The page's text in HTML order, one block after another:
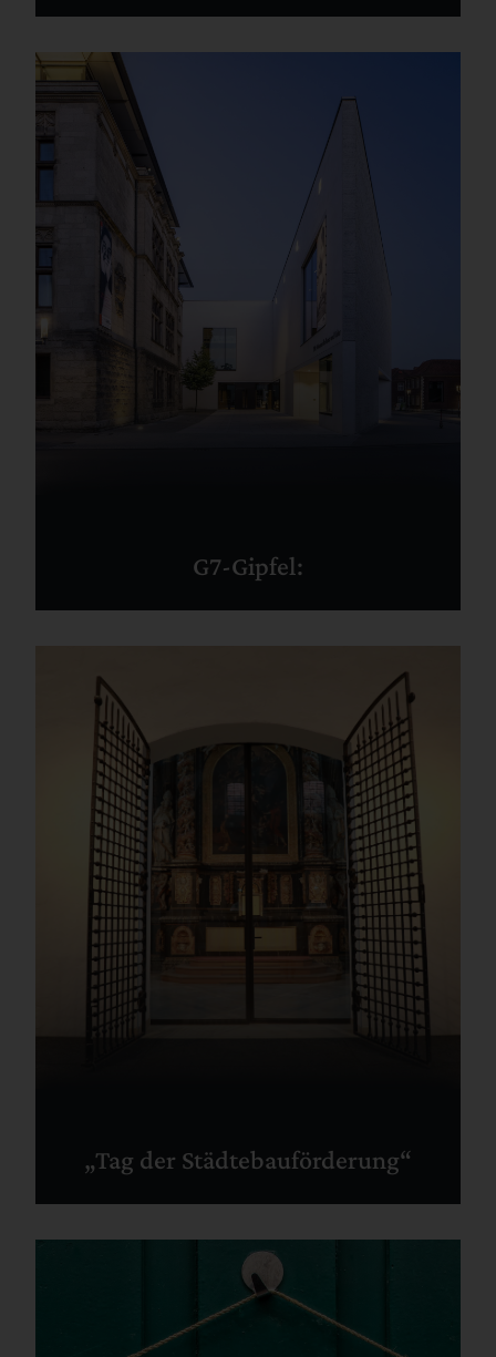
G7-Gipfel:
„Tag der Städtebauförderung“